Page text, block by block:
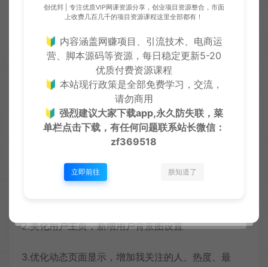
2.美化用户主页，新增用户背景图设置
3.优化动态页面显示，增加我关注的人、热度、最
创优邦 | 专注优质VIP网课资源分享，创业项目资源整合，市面
上收费几百几千的项目资源课程这里全部都有！
🔰 内容涵盖网赚项目、引流技术、电商运
营、脚本源码等资源，每日稳定更新5-20
优质付费资源课程
🔰 本站现行政策是全部免费学习，交流，
请勿商用
🔰强烈建议大家下载app,永久防失联，菜
单栏点击下载，有任何问题联系站长微信：
zf369518
立即前往 朕知道了